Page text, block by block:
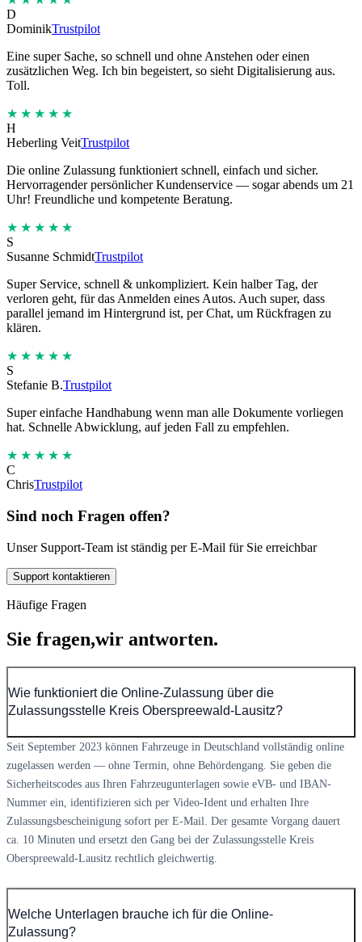
D
DominikTrustpilot
Eine super Sache, so schnell und ohne Anstehen oder einen
zusätzlichen Weg. Ich bin begeistert, so sieht Digitalisierung aus.
Toll.
★★★★★
H
Heberling VeitTrustpilot
Die online Zulassung funktioniert schnell, einfach und sicher.
Hervorragender persönlicher Kundenservice — sogar abends um 21
Uhr! Freundliche und kompetente Beratung.
★★★★★
S
Susanne SchmidtTrustpilot
Super Service, schnell & unkompliziert. Kein halber Tag, der
verloren geht, für das Anmelden eines Autos. Auch super, dass
parallel jemand im Hintergrund ist, per Chat, um Rückfragen zu
klären.
★★★★★
S
Stefanie B.Trustpilot
Super einfache Handhabung wenn man alle Dokumente vorliegen
hat. Schnelle Abwicklung, auf jeden Fall zu empfehlen.
★★★★★
C
ChrisTrustpilot
Sind noch Fragen offen?
Unser Support-Team ist ständig per E-Mail für Sie erreichbar
Support kontaktieren
Häufige Fragen
Sie fragen,wir antworten.
Wie funktioniert die Online-Zulassung über die
Zulassungsstelle Kreis Oberspreewald-Lausitz?
Seit September 2023 können Fahrzeuge in Deutschland vollständig online
zugelassen werden — ohne Termin, ohne Behördengang. Sie geben die
Sicherheitscodes aus Ihren Fahrzeugunterlagen sowie eVB- und IBAN-
Nummer ein, identifizieren sich per Video-Ident und erhalten Ihre
Zulassungsbescheinigung sofort per E-Mail. Der gesamte Vorgang dauert
ca. 10 Minuten und ersetzt den Gang bei der Zulassungsstelle Kreis
Oberspreewald-Lausitz rechtlich gleichwertig.
Welche Unterlagen brauche ich für die Online-
Zulassung?